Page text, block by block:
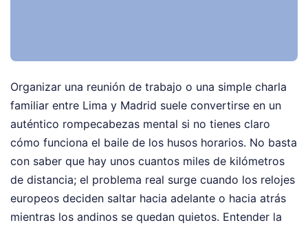
Organizar una reunión de trabajo o una simple charla
familiar entre Lima y Madrid suele convertirse en un
auténtico rompecabezas mental si no tienes claro
cómo funciona el baile de los husos horarios. No basta
con saber que hay unos cuantos miles de kilómetros
de distancia; el problema real surge cuando los relojes
europeos deciden saltar hacia adelante o hacia atrás
mientras los andinos se quedan quietos. Entender la